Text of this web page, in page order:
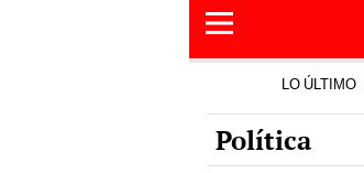
LO ÚLTIMO
Política